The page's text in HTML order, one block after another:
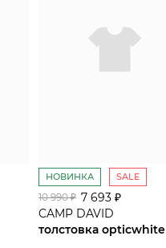
НОВИНКА SALE
10 990 ₽ 7 693 ₽
CAMP DAVID
толстовка opticwhite